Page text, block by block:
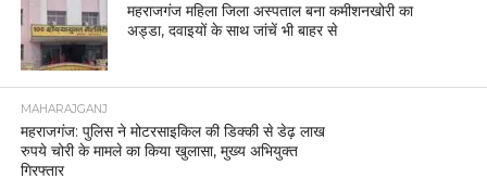
महराजगंज महिला जिला अस्पताल बना कमीशनखोरी का
अड्डा, दवाइयों के साथ जांचें भी बाहर से
MAHARAJGANJ
महराजगंज: पुलिस ने मोटरसाइकिल की डिक्की से डेढ़ लाख
रुपये चोरी के मामले का किया खुलासा, मुख्य अभियुक्त
गिरफ्तार